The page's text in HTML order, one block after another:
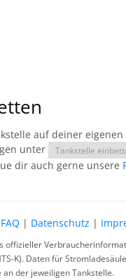
auf deiner
unter
Tankstelle
dir auch gerne unsere
FAQ | Datenschutz |
offizieller
K). Daten für
der jeweiligen Tankstelle.